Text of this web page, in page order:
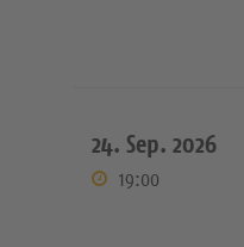
24. Sep. 2026
19:00